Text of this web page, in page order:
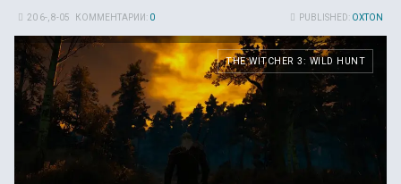
PUBLISHED: OXTON
20 6-, 8-05 КОММЕНТАРИИ: 0
THE WITCHER 3: WILD HUNT